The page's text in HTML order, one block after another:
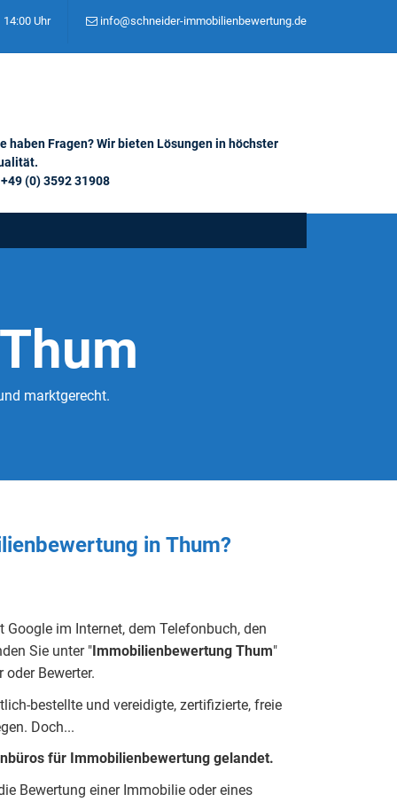
Uhr info@schneider-immobilienbewertung.de
haben Fragen? Wir bieten Lösungen in höchster
(0) 3592 31908
marktgerecht.
in Thum?
Google im Internet, dem Telefonbuch, den
Sie unter "Immobilienbewertung Thum"
Bewerter.
bestellte und vereidigte, zertifizierte, freie
en. Doch...
für Immobilienbewertung gelandet.
Bewertung einer Immobilie oder eines